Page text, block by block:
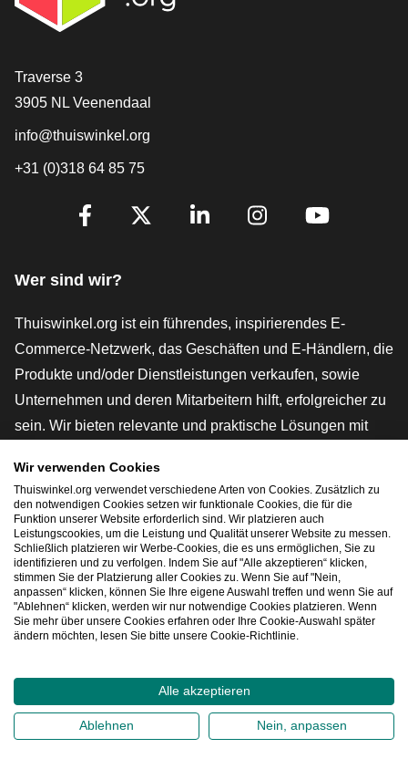
[_General:Contact]
Traverse 3
3905 NL Veenendaal
info@thuiswinkel.org
+31 (0)318 64 85 75
[_General:SocialMediaTitle]
Wer sind wir?
Thuiswinkel.org ist ein führendes, inspirierendes E-
Commerce-Netzwerk, das Geschäften und E-Händlern, die
Produkte und/oder Dienstleistungen verkaufen, sowie
Unternehmen und deren Mitarbeitern hilft, erfolgreicher zu
sein. Wir bieten relevante und praktische Lösungen mit
rechtlichen Instrumenten und Beratung,
Interessenvertretung, Marktforschung und verfügen über
eine eigene Bildungsplattform, die Thuiswinkel e-
Academy.
Schnelles Navigieren
2026©Thuiswinkel.org
Datenschutzerklärung Cookie-Erklärung
Wir verwenden Cookies
Thuiswinkel.org verwendet verschiedene Arten von Cookies. Zusätzlich zu
den notwendigen Cookies setzen wir funktionale Cookies, die für die
Funktion unserer Website erforderlich sind. Wir platzieren auch
Leistungscookies, um die Leistung und Qualität unserer Website zu messen.
Schließlich platzieren wir Werbe-Cookies, die es uns ermöglichen, Sie zu
identifizieren und zu verfolgen. Indem Sie auf "Alle akzeptieren“ klicken,
stimmen Sie der Platzierung aller Cookies zu. Wenn Sie auf "Nein,
anpassen“ klicken, können Sie Ihre eigene Auswahl treffen und wenn Sie auf
"Ablehnen“ klicken, werden wir nur notwendige Cookies platzieren. Wenn
Sie mehr über unsere Cookies erfahren oder Ihre Cookie-Auswahl später
ändern möchten, lesen Sie bitte unsere Cookie-Richtlinie.
Alle akzeptieren
Ablehnen Nein, anpassen